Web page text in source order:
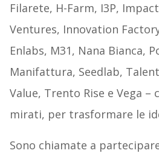
Filarete, H-Farm, I3P,
Ventures, Innovation
Enlabs, M31, Nana Bianca,
Manifattura, Seedlab,
Value, Trento Rise e Vega
mirati, per trasformare le
Sono chiamate a